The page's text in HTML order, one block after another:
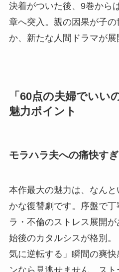
決着がついた後、9巻から
章へ突入。親の因果が子
か、新たな人間ドラマが展
「60点の夫婦でいい
魅力ポイント
モラハラ夫への痛快す
本作最大の魅力は、なん
かな復讐劇です。序盤で
ラ・不倫のストレス展開
始後のカタルシスが格別
気に逆転する」瞬間の爽
ンなら見逃せません。ス